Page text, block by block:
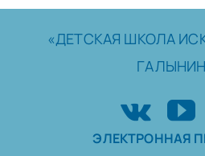
Skip
«ДЕТСКАЯ ШКОЛА
ЭЛЕКТРОННАЯ